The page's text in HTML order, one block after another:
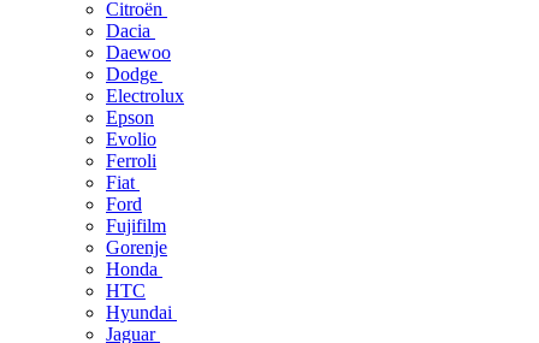
Citroën
Dacia
Daewoo
Dodge
Electrolux
Epson
Evolio
Ferroli
Fiat
Ford
Fujifilm
Gorenje
Honda
HTC
Hyundai
Jaguar